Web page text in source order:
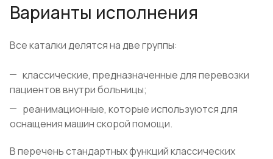
Варианты исполнения
Все каталки делятся на две группы:
классические, предназначенные для перевозки
пациентов внутри больницы;
реанимационные, которые используются для
оснащения машин скорой помощи.
В перечень стандартных функций классических